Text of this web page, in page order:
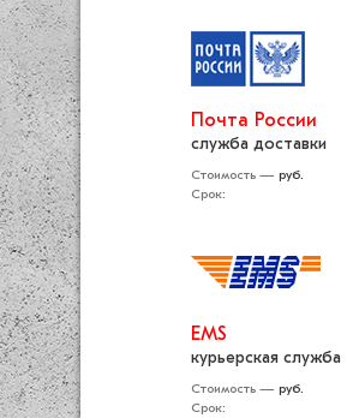
Почта России
служба доставки
Стоимость — руб.
Срок:
EMS
курьерская служба
Стоимость — руб.
Срок: